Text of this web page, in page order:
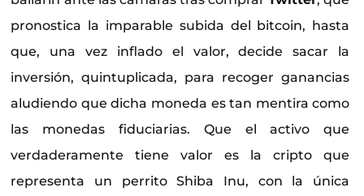
pronostica la imparable subida del bitcoin, hasta
que, una vez inflado el valor, decide sacar la
inversión, quintuplicada, para recoger ganancias
aludiendo que dicha moneda es tan mentira como
las monedas fiduciarias. Que el activo que
verdaderamente tiene valor es la cripto que
representa un perrito Shiba Inu, con la única